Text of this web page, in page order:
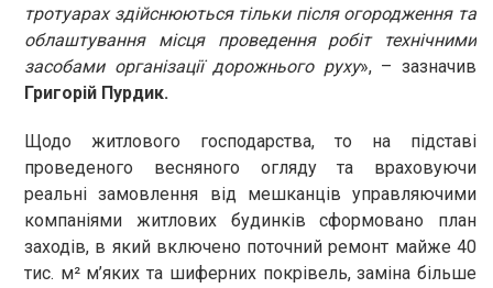
тротуарах здійснюються тільки після огородження та
облаштування місця проведення робіт технічними
засобами організації дорожнього руху», – зазначив
Григорій Пурдик.
Щодо житлового господарства, то на підставі
проведеного весняного огляду та враховуючи
реальні замовлення від мешканців управляючими
компаніями житлових будинків сформовано план
заходів, в який включено поточний ремонт майже 40
тис. м² м’яких та шиферних покрівель, заміна більше